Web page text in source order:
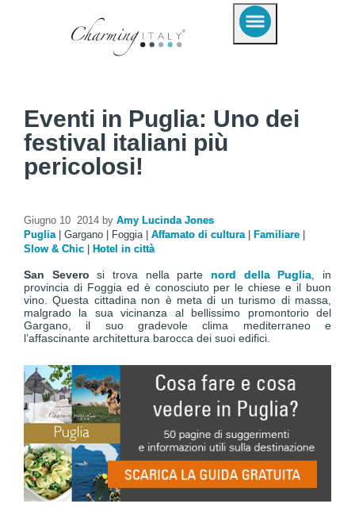
Eventi in Puglia: Uno dei
festival italiani più
pericolosi!
Giugno 10 2014 by Amy Lucinda Jones
Puglia
Gargano Foggia Affamato di cultura Familiare
Slow & Chic
Hotel in città
San Severo si trova nella partenord della Puglia , in
provincia di Foggia ed è conosciuto per le chiese e il buon
vino. Questa cittadina non è meta di un turismo di massa,
malgrado la sua vicinanza al bellissimo promontorio del
Gargano, il suo gradevole clima mediterraneo e
l’affascinante architettura barocca dei suoi edifici.